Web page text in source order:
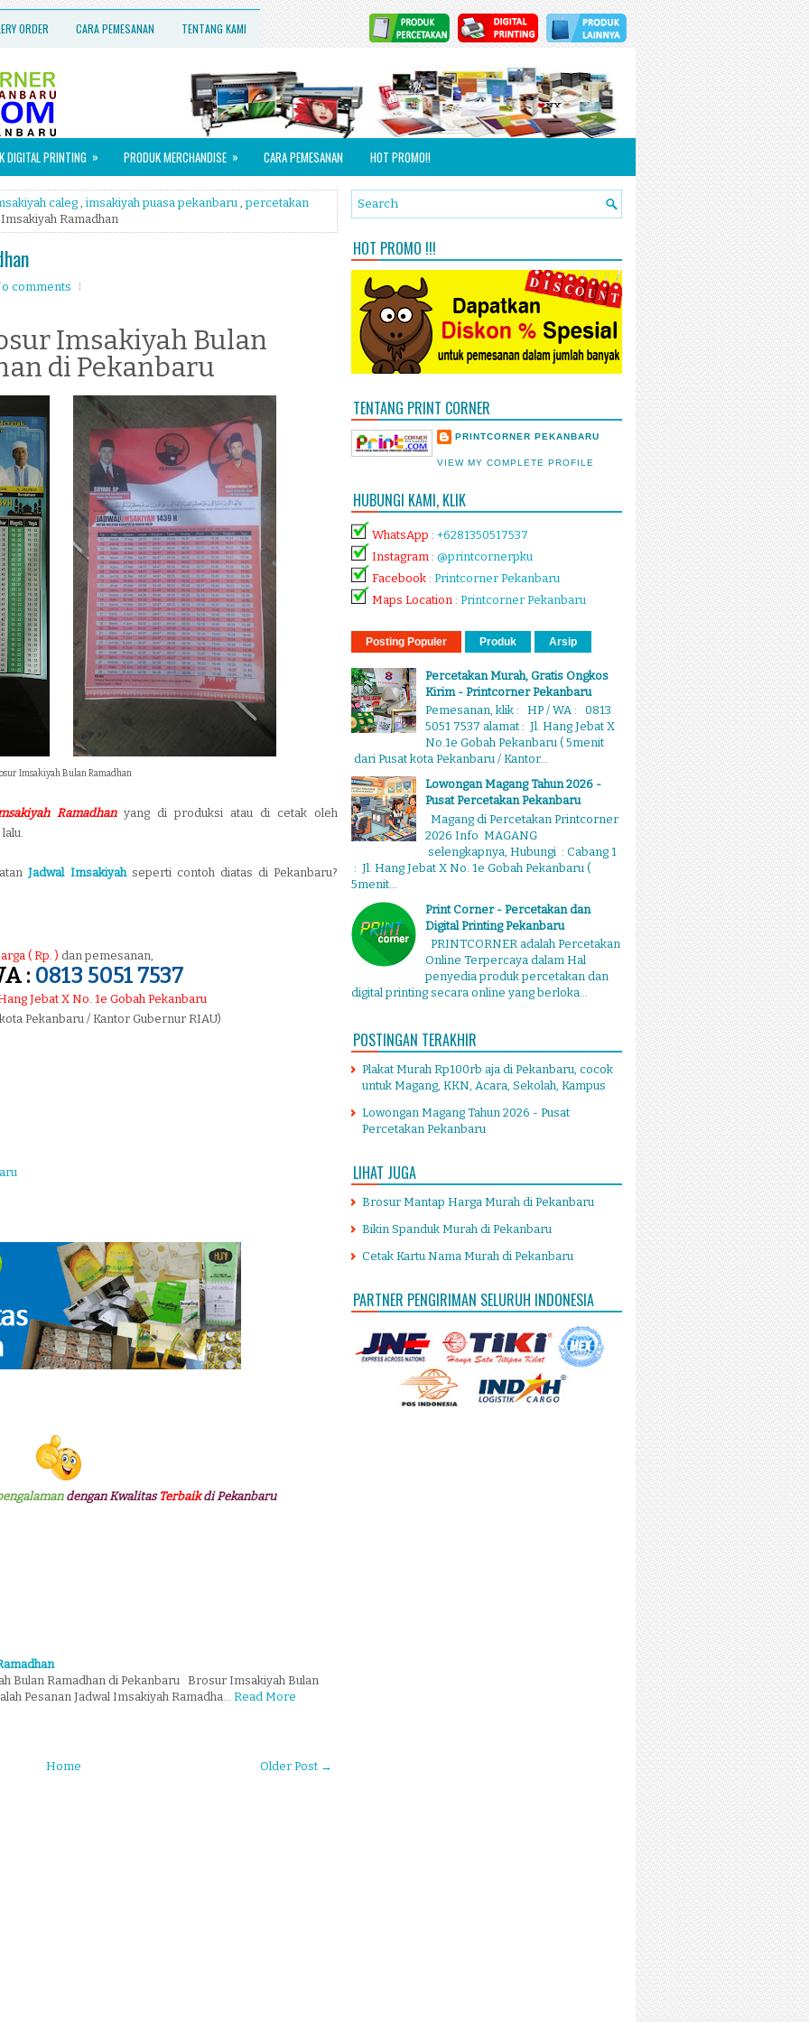
ORDER CARA PEMESANAN TENTANG KAMI
DIGITAL PRINTING » PRODUK MERCHANDISE » CARA PEMESANAN HOT PROMO!!
caleg , imsakiyah puasa pekanbaru ,percetakan
Ramadhan
comments
Imsakiyah Bulan
di Pekanbaru
Imsakiyah Bulan Ramadhan
Ramadhan yang di produksi atau di cetak oleh
Jadwal Imsakiyahseperti contoh diatas di Pekanbaru?
( Rp. ) dan pemesanan,
: 0813 5051 7537
Jebat X No. 1e Gobah Pekanbaru
Pekanbaru / Kantor Gubernur RIAU)
dengan Kwalitas Terbaik di Pekanbaru
Bulan Ramadhan di Pekanbaru Brosur Imsakiyah Bulan
Pesanan Jadwal Imsakiyah Ramadha… Read More
Older Post →
Home
HOT PROMO !!!
TENTANG PRINT CORNER
PRINTCORNER PEKANBARU
VIEW MY COMPLETE PROFILE
HUBUNGI KAMI, KLIK
WhatsApp : +6281350517537
Instagram : @printcornerpku
Facebook : Printcorner Pekanbaru
Maps Location : Printcorner Pekanbaru
Posting Populer Produk Arsip
Percetakan Murah, Gratis Ongkos
Kirim - Printcorner Pekanbaru
Pemesanan, klik : HP / WA : 0813
5051 7537 alamat : Jl. Hang Jebat X
No.1e Gobah Pekanbaru ( 5menit
dari Pusat kota Pekanbaru / Kantor...
Lowongan Magang Tahun 2026 -
Pusat Percetakan Pekanbaru
Magang di Percetakan Printcorner
2026 Info MAGANG
selengkapnya, Hubungi : Cabang 1
: Jl. Hang Jebat X No. 1e Gobah Pekanbaru (
5menit...
Print Corner - Percetakan dan
Digital Printing Pekanbaru
PRINTCORNER adalah Percetakan
Online Terpercaya dalam Hal
penyedia produk percetakan dan
digital printing secara online yang berloka...
POSTINGAN TERAKHIR
Plakat Murah Rp100rb aja di Pekanbaru, cocok
untuk Magang, KKN, Acara, Sekolah, Kampus
Lowongan Magang Tahun 2026 - Pusat
Percetakan Pekanbaru
LIHAT JUGA
Brosur Mantap Harga Murah di Pekanbaru
Bikin Spanduk Murah di Pekanbaru
Cetak Kartu Nama Murah di Pekanbaru
PARTNER PENGIRIMAN SELURUH INDONESIA